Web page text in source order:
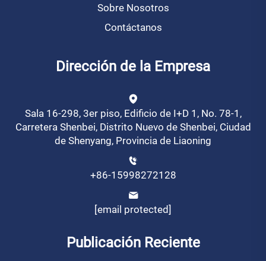
Sobre Nosotros
Contáctanos
Dirección de la Empresa
Sala 16-298, 3er piso, Edificio de I+D 1, No. 78-1,
Carretera Shenbei, Distrito Nuevo de Shenbei, Ciudad
de Shenyang, Provincia de Liaoning
+86-15998272128
[email protected]
Publicación Reciente